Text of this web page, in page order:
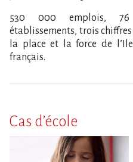
530 000 emplois, 76
établissements, trois
la place et la force de
français.
Cas d’école